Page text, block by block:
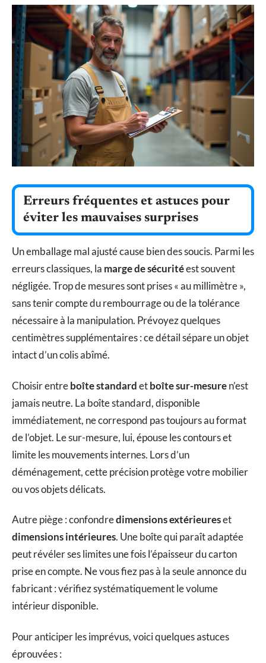
Erreurs fréquentes et astuces pour
éviter les mauvaises surprises
Un emballage mal ajusté cause bien des soucis. Parmi les
erreurs classiques, la marge de sécuritéest souvent
négligée. Trop de mesures sont prises « au millimètre »,
sans tenir compte du rembourrage ou de la tolérance
nécessaire à la manipulation. Prévoyez quelques
centimètres supplémentaires : ce détail sépare un objet
intact d’un colis abîmé.
Choisir entreboîte standardetboîte sur-mesuren’est
jamais neutre. La boîte standard, disponible
immédiatement, ne correspond pas toujours au format
de l’objet. Le sur-mesure, lui, épouse les contours et
limite les mouvements internes. Lors d’un
déménagement, cette précision protège votre mobilier
ou vos objets délicats.
Autre piège : confondredimensions extérieureset
dimensions intérieures. Une boîte qui paraît adaptée
peut révéler ses limites une fois l’épaisseur du carton
prise en compte. Ne vous fiez pas à la seule annonce du
fabricant : vérifiez systématiquement le volume
intérieur disponible.
Pour anticiper les imprévus, voici quelques astuces
éprouvées :